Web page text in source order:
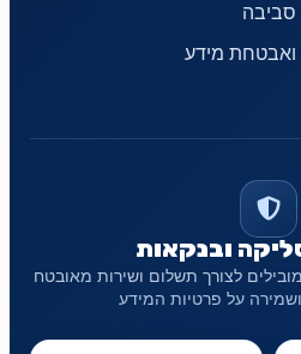
סביבה
ואבטחת מידע
ובנקאות
לצורך תשלום ושירות מאובטח
על פרטיות המידע